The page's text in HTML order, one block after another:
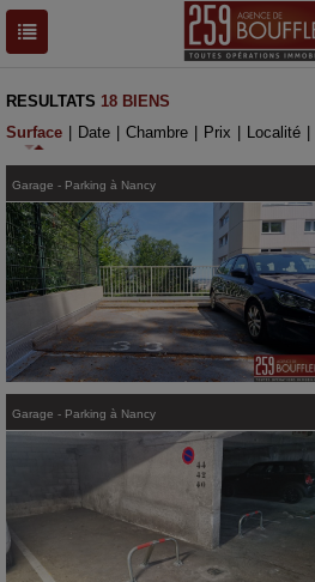
RESULTATS 18 BIENS
Surface
Date Chambre Prix Localité
Garage - Parking à Nancy
Garage - Parking à Nancy